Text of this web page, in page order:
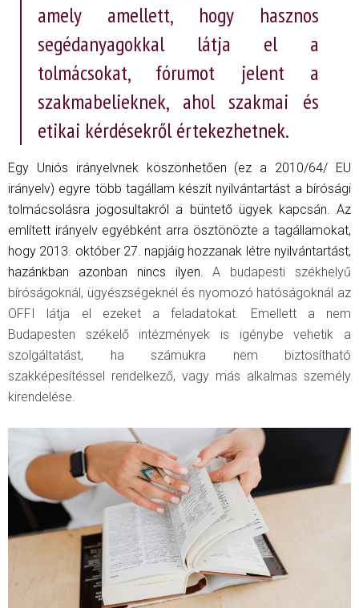
amely amellett, hogy hasznos
segédanyagokkal látja el a
tolmácsokat, fórumot jelent a
szakmabelieknek, ahol szakmai és
etikai kérdésekről értekezhetnek.
Egy Uniós irányelvnek köszönhetően (ez a 2010/64/ EU
irányelv) egyre több tagállam készít nyilvántartást a bírósági
tolmácsolásra jogosultakról a büntető ügyek kapcsán. Az
említett irányelv egyébként arra ösztönözte a tagállamokat,
hogy 2013. október 27. napjáig hozzanak létre nyilvántartást,
hazánkban azonban nincs ilyen.A budapesti székhelyű
bíróságoknál, ügyészségeknél és nyomozó hatóságoknál az
OFFI látja el ezeket a feladatokat. Emellett a nem
Budapesten székelő intézmények is igénybe vehetik a
szolgáltatást, ha számukra nem biztosítható
szakképesítéssel rendelkező, vagy más alkalmas személy
kirendelése.